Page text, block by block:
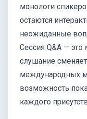
монологи
остаются
неожиданные
Сессия Q&A — это
слушание
международных
возможность
каждого